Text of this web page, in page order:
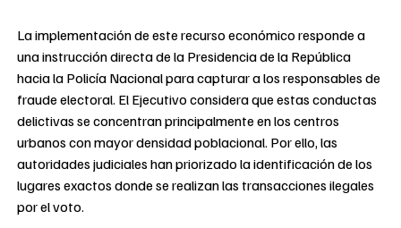
La implementación de este recurso económico responde a
una instrucción directa de la Presidencia de la República
hacia la Policía Nacional para capturar a los responsables de
fraude electoral. El Ejecutivo considera que estas conductas
delictivas se concentran principalmente en los centros
urbanos con mayor densidad poblacional. Por ello, las
autoridades judiciales han priorizado la identificación de los
lugares exactos donde se realizan las transacciones ilegales
por el voto.